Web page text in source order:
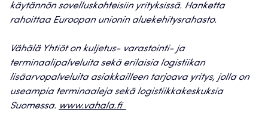
käytännön sovelluskohteisiin yrityksissä. Hanketta
rahoittaa Euroopan unionin aluekehitysrahasto.
Vähälä Yhtiöt on kuljetus- varastointi- ja
terminaalipalveluita sekä erilaisia logistiikan
lisäarvopalveluita asiakkailleen tarjoava yritys, jolla on
useampia terminaaleja sekä logistiikkakeskuksia
Suomessa. www.vahala.fi